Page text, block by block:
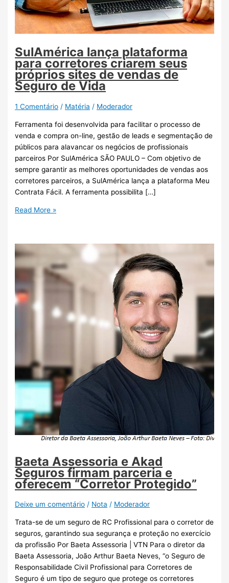
SulAmérica lança plataforma
para corretores criarem seus
próprios sites de vendas de
Seguro de Vida
1 Comentário / Matéria / Moderador
Ferramenta foi desenvolvida para facilitar o processo de
venda e compra on-line, gestão de leads e segmentação de
públicos para alavancar os negócios de profissionais
parceiros Por SulAmérica SÃO PAULO – Com objetivo de
sempre garantir as melhores oportunidades de vendas aos
corretores parceiros, a SulAmérica lança a plataforma Meu
Contrata Fácil. A ferramenta possibilita […]
Read More »
Baeta Assessoria e Akad
Seguros firmam parceria e
oferecem “Corretor Protegido”
Deixe um comentário / Nota / Moderador
Trata-se de um seguro de RC Profissional para o corretor de
seguros, garantindo sua segurança e proteção no exercício
da profissão Por Baeta Assessoria | VTN Para o diretor da
Baeta Assessoria, João Arthur Baeta Neves, “o Seguro de
Responsabilidade Civil Profissional para Corretores de
Seguro é um tipo de seguro que protege os corretores